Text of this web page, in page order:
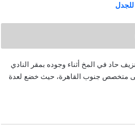
للجدل
نزيف حاد في المخ أثناء وجوده بمقر النادي
متخصص جنوب القاهرة، حيث خضع لعدة